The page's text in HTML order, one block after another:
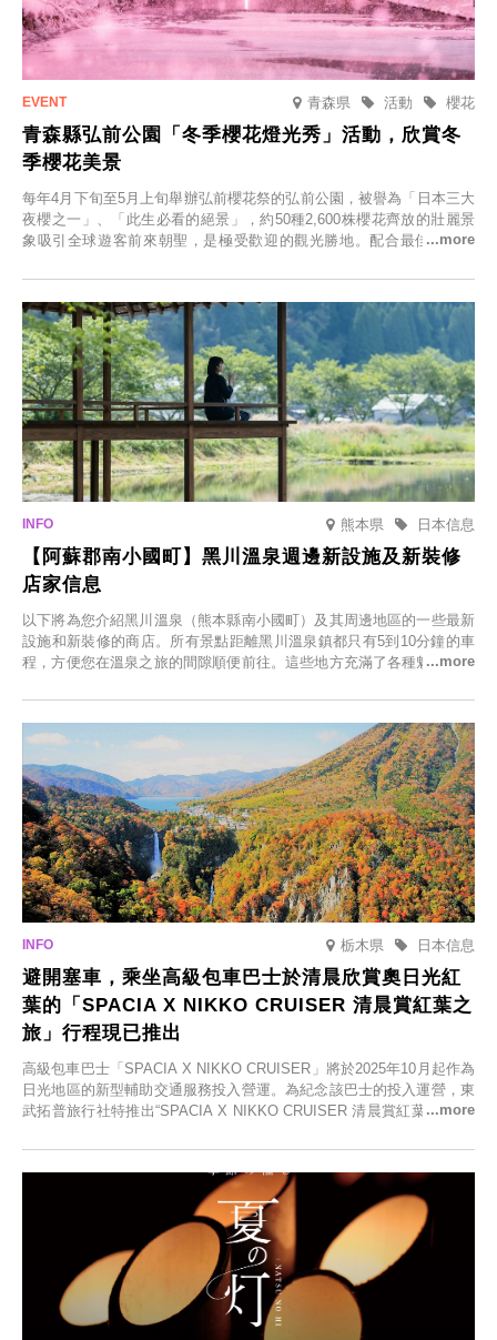
青森県 櫻花
活動
青森縣弘前公園「冬季櫻花燈光秀」活動，欣賞冬
季櫻花美景
每年4月下旬至5月上旬舉辦弘前櫻花祭的弘前公園，被譽為「日本三大
夜櫻之一」、「此生必看的絕景」，約50種2,600株櫻花齊放的壯麗景
象吸引全球遊客前來朝聖，是極受歡迎的觀光勝地。配合最佳觀雪時
「冬季櫻花燈光秀」。
熊本県 日本信息
【阿蘇郡南小國町】黑川溫泉週邊新設施及新裝修
店家信息
以下將為您介紹黑川溫泉（熊本縣南小國町）及其周邊地區的一些最新
設施和新裝修的商店。所有景點距離黑川溫泉鎮都只有5到10分鐘的車
程，方便您在溫泉之旅的間隙順便前往。這些地方充滿了各種魅力，包
食材的餐廳。讓您體驗黑川溫泉的全新樂趣。
栃木県 日本信息
避開塞車，乘坐高級包車巴士於清晨欣賞奧日光紅
葉的「SPACIA X NIKKO CRUISER 清晨賞紅葉之
旅」行程現已推出
高級包車巴士「SPACIA X NIKKO CRUISER」將於2025年10月起作為
日光地區的新型輔助交通服務投入營運。為紀念該巴士的投入運營，東
武拓普旅行社特推出“SPACIA X NIKKO CRUISER 清晨賞紅葉之旅”，